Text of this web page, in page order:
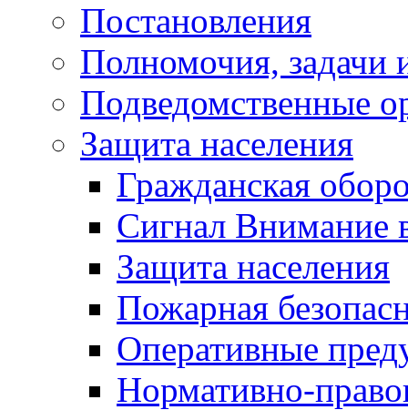
Постановления
Полномочия, задачи
Подведомственные
Защита населения
Гражданская
Сигнал Внимание
Защита населения
Пожарная
Оперативные
Нормативно-